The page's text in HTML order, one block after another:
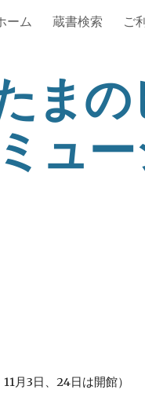
ーム 蔵書検索 ご
まの
ュ
月3日、24日は開館）